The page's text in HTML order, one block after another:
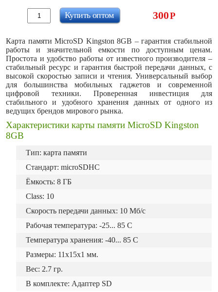
300Р
Купить оптом
Карта памяти MicroSD Kingston 8GB – гарантия стабильной
работы и значительной емкости по доступным ценам.
Простота и удобство работы от известного производителя –
стабильный ресурс и гарантия быстрой передачи данных, с
высокой скоростью записи и чтения. Универсальный выбор
для большинства мобильных гаджетов и современной
цифровой техники. Проверенная инвестиция для
стабильного и удобного хранения данных от одного из
ведущих брендов мирового рынка.
Характеристики карты памяти MicroSD Kingston
8GB
Тип: карта памяти
Стандарт: microSDHC
Ёмкость: 8 ГБ
Class: 10
Скорость передачи данных: 10 Мб/с
Рабочая температура: -25... 85 C
Температура хранения: -40... 85 C
Размеры: 11x15x1 мм.
Вес: 2.7 гр.
В комплекте: Адаптер SD